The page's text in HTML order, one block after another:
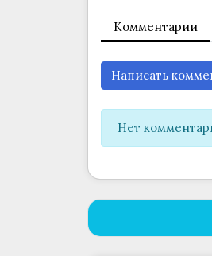
Комментарии
Написать
Нет